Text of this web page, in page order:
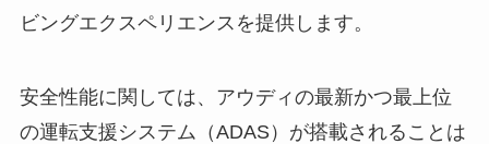
ビングエクスペリエンスを提供します。
安全性能に関しては、アウディの最新かつ最上位
の運転支援システム（ADAS）が搭載されることは